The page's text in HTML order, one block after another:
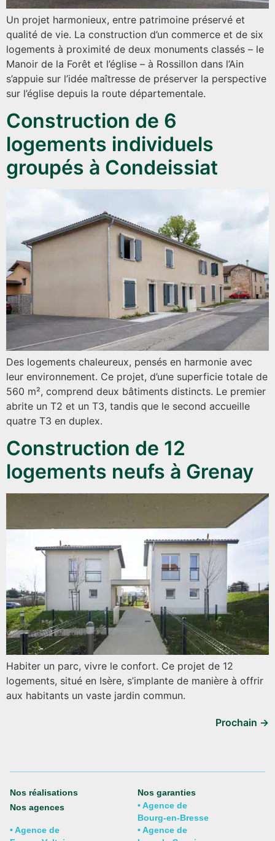
Un projet harmonieux, entre patrimoine préservé et
qualité de vie. La construction d’un commerce et de six
logements à proximité de deux monuments classés – le
Manoir de la Forêt et l’église – à Rossillon dans l’Ain
s’appuie sur l’idée maîtresse de préserver la perspective
sur l’église depuis la route départementale.
Construction de 6
logements individuels
groupés à Condeissiat
Des logements chaleureux, pensés en harmonie avec
leur environnement. Ce projet, d’une superficie totale de
560 m², comprend deux bâtiments distincts. Le premier
abrite un T2 et un T3, tandis que le second accueille
quatre T3 en duplex.
Construction de 12
logements neufs à Grenay
Habiter un parc, vivre le confort. Ce projet de 12
logements, situé en Isère, s’implante de manière à offrir
aux habitants un vaste jardin commun.
Prochain →
Nos réalisations
Nos garanties
Nos agences
• Agence de
Bourg-en-Bresse ​
• Agence de
• Agence de